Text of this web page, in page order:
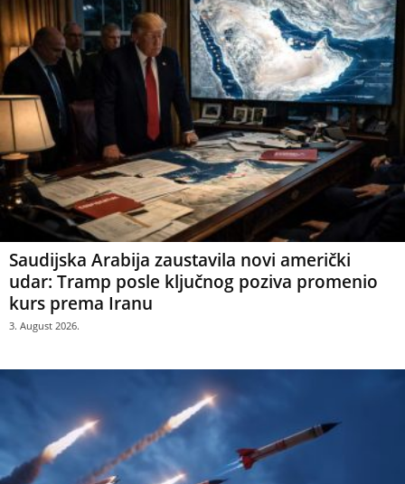
Saudijska Arabija zaustavila novi američki
udar: Tramp posle ključnog poziva promenio
kurs prema Iranu
3. August 2026.